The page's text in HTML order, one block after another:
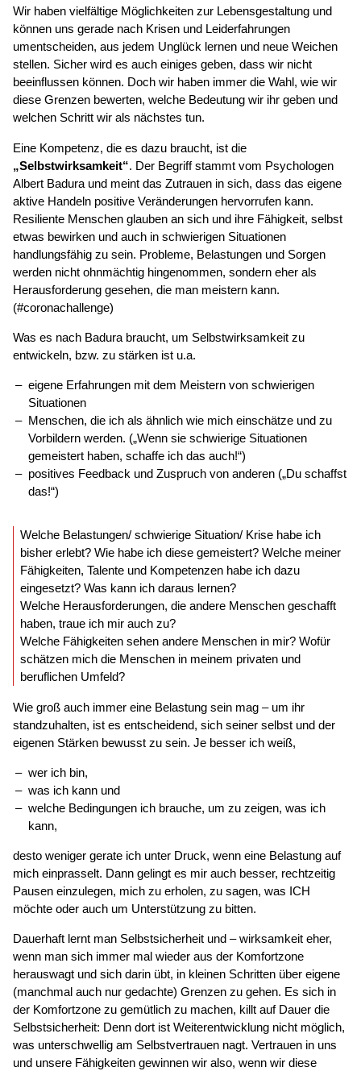
Wir haben vielfältige Möglichkeiten zur Lebensgestaltung und
können uns gerade nach Krisen und Leiderfahrungen
umentscheiden, aus jedem Unglück lernen und neue Weichen
stellen. Sicher wird es auch einiges geben, dass wir nicht
beeinflussen können. Doch wir haben immer die Wahl, wie wir
diese Grenzen bewerten, welche Bedeutung wir ihr geben und
welchen Schritt wir als nächstes tun.
Eine Kompetenz, die es dazu braucht, ist die
„Selbstwirksamkeit“. Der Begriff stammt vom Psychologen
Albert Badura und meint das Zutrauen in sich, dass das eigene
aktive Handeln positive Veränderungen hervorrufen kann.
Resiliente Menschen glauben an sich und ihre Fähigkeit, selbst
etwas bewirken und auch in schwierigen Situationen
handlungsfähig zu sein. Probleme, Belastungen und Sorgen
werden nicht ohnmächtig hingenommen, sondern eher als
Herausforderung gesehen, die man meistern kann.
(#coronachallenge)
Was es nach Badura braucht, um Selbstwirksamkeit zu
entwickeln, bzw. zu stärken ist u.a.
eigene Erfahrungen mit dem Meistern von schwierigen
Situationen
Menschen, die ich als ähnlich wie mich einschätze und zu
Vorbildern werden. („Wenn sie schwierige Situationen
gemeistert haben, schaffe ich das auch!“)
positives Feedback und Zuspruch von anderen („Du schaffst
das!“)
Welche Belastungen/ schwierige Situation/ Krise habe ich
bisher erlebt? Wie habe ich diese gemeistert? Welche meiner
Fähigkeiten, Talente und Kompetenzen habe ich dazu
eingesetzt? Was kann ich daraus lernen?
Welche Herausforderungen, die andere Menschen geschafft
haben, traue ich mir auch zu?
Welche Fähigkeiten sehen andere Menschen in mir? Wofür
schätzen mich die Menschen in meinem privaten und
beruflichen Umfeld?
Wie groß auch immer eine Belastung sein mag – um ihr
standzuhalten, ist es entscheidend, sich seiner selbst und der
eigenen Stärken bewusst zu sein. Je besser ich weiß,
wer ich bin,
was ich kann und
welche Bedingungen ich brauche, um zu zeigen, was ich
kann,
desto weniger gerate ich unter Druck, wenn eine Belastung auf
mich einprasselt. Dann gelingt es mir auch besser, rechtzeitig
Pausen einzulegen, mich zu erholen, zu sagen, was ICH
möchte oder auch um Unterstützung zu bitten.
Dauerhaft lernt man Selbstsicherheit und – wirksamkeit eher,
wenn man sich immer mal wieder aus der Komfortzone
herauswagt und sich darin übt, in kleinen Schritten über eigene
(manchmal auch nur gedachte) Grenzen zu gehen. Es sich in
der Komfortzone zu gemütlich zu machen, killt auf Dauer die
Selbstsicherheit: Denn dort ist Weiterentwicklung nicht möglich,
was unterschwellig am Selbstvertrauen nagt. Vertrauen in uns
und unsere Fähigkeiten gewinnen wir also, wenn wir diese